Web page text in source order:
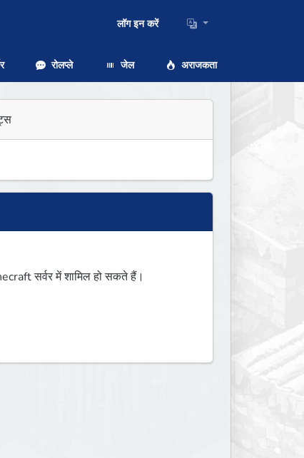
लॉग इन करें
रोलप्ले जेल अराजकता
सर्वर में शामिल हो सकते हैं।